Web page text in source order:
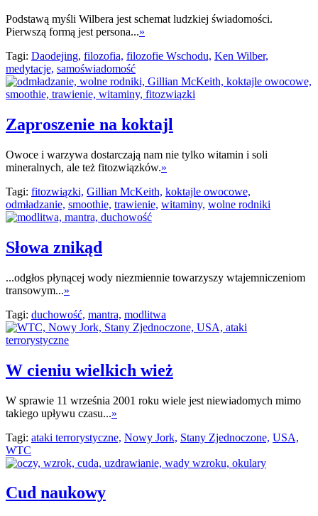
Podstawą myśli Wilbera jest schemat ludzkiej świadomości.
Pierwszą formą jest persona...»
Tagi: Daodejing, filozofia, filozofie Wschodu, Ken Wilber,
medytacje, samoświadomość
Zaproszenie na koktajl
Owoce i warzywa dostarczają nam nie tylko witamin i soli
mineralnych, ale też fitozwiązków.»
Tagi: fitozwiązki, Gillian McKeith, koktajle owocowe,
odmładzanie, smoothie, trawienie, witaminy, wolne rodniki
Słowa znikąd
...odgłos płynącej wody niezmiennie towarzyszy wtajemniczeniom
transowym...»
Tagi: duchowość, mantra, modlitwa
W cieniu wielkich wież
W sprawie 11 września 2001 roku wiele jest niewiadomych mimo
takiego upływu czasu...»
Tagi: ataki terrorystyczne, Nowy Jork, Stany Zjednoczone, USA,
WTC
Cud naukowy